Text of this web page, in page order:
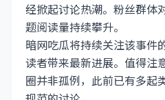
经掀起讨论热潮。粉丝群体
题阅读量持续攀升。
暗网吃瓜将持续关注该事件
读者带来最新进展。值得注
圈并非孤例，此前已有多起